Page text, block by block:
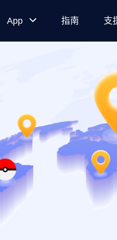
App
iPhone 定位
MocPOGO
for
Android
指南 支